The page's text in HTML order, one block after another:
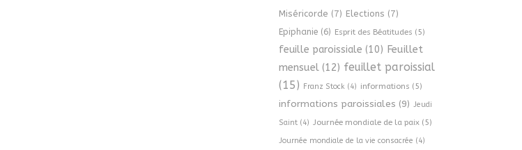
Miséricorde (7) Elections (7)
Epiphanie(6) Esprit des Béatitudes (5)
feuille paroissiale (10) Feuillet
mensuel(12) feuillet paroissial
(15) Franz Stock(4) informations (5)
informations paroissiales (9) Jeudi
Saint(4) Journée mondiale de la paix(5)
Journée mondiale de la vie consacrée (4)